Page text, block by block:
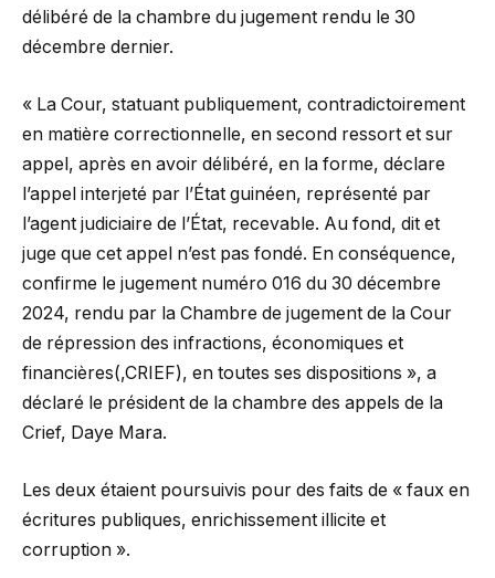
délibéré de la chambre du jugement rendu le 30
décembre dernier.
« La Cour, statuant publiquement, contradictoirement
en matière correctionnelle, en second ressort et sur
appel, après en avoir délibéré, en la forme, déclare
l’appel interjeté par l’État guinéen, représenté par
l’agent judiciaire de l’État, recevable. Au fond, dit et
juge que cet appel n’est pas fondé. En conséquence,
confirme le jugement numéro 016 du 30 décembre
2024, rendu par la Chambre de jugement de la Cour
de répression des infractions, économiques et
financières(,CRIEF), en toutes ses dispositions », a
déclaré le président de la chambre des appels de la
Crief, Daye Mara.
Les deux étaient poursuivis pour des faits de « faux en
écritures publiques, enrichissement illicite et
corruption ».